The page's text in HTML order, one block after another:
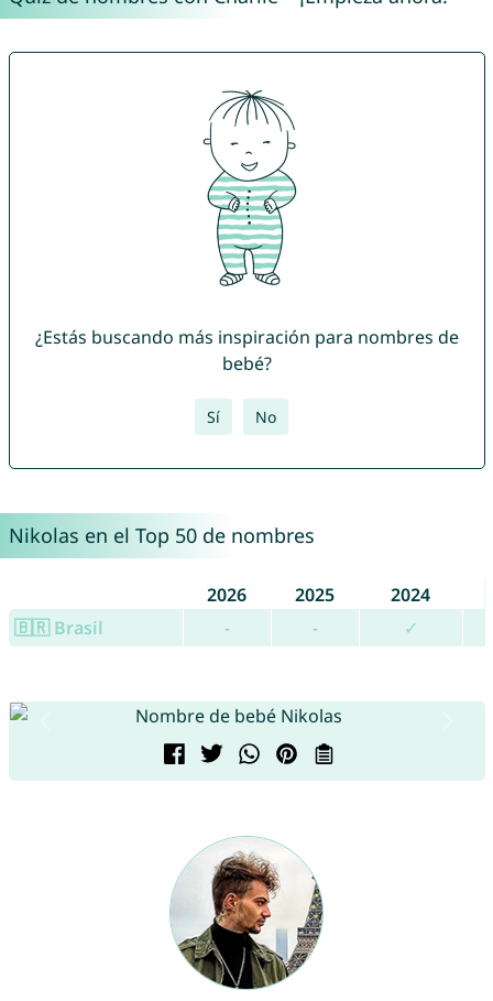
¿Estás buscando más inspiración para nombres de
bebé?
Sí No
Nikolas en el Top 50 de nombres
2026 2025
2024
🇧🇷 Brasil
- - ✓